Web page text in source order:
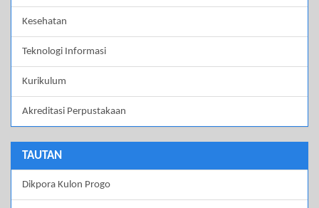
Kesehatan
Teknologi Informasi
Kurikulum
Akreditasi Perpustakaan
TAUTAN
Dikpora Kulon Progo